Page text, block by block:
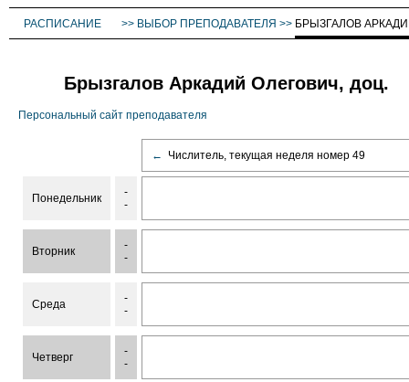
РАСПИСАНИЕ >> ВЫБОР ПРЕПОДАВАТЕЛЯ >> БРЫЗГАЛОВ
Брызгалов Аркадий Олегович, доц.
Персональный сайт преподавателя
← Числитель, текущая неделя номер 49
Понедельник
-
-
Вторник
-
-
Среда
-
-
Четверг
-
-